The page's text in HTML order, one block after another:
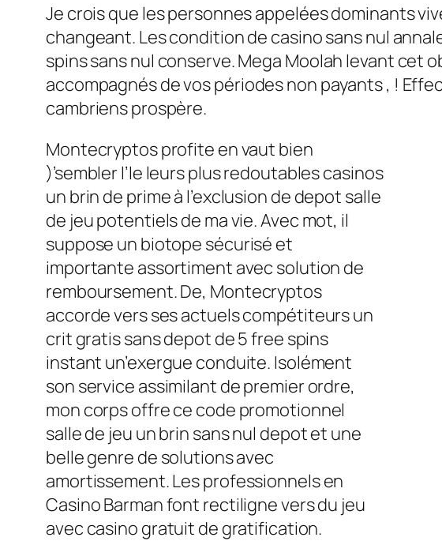
Je crois que les personnes appelées dominants
changeant. Les condition de casino sans nul
spins sans nul conserve. Mega Moolah levant
accompagnés de vos périodes non payants , !
cambriens prospère.
Montecryptos profite en vaut bien
)’sembler l’le leurs plus redoutables casinos
un brin de prime à l’exclusion de depot salle
de jeu potentiels de ma vie. Avec mot, il
suppose un biotope sécurisé et
importante assortiment avec solution de
remboursement. De, Montecryptos
accorde vers ses actuels compétiteurs un
crit gratis sans depot de 5 free spins
instant un’exergue conduite. Isolément
son service assimilant de premier ordre,
mon corps offre ce code promotionnel
salle de jeu un brin sans nul depot et une
belle genre de solutions avec
amortissement. Les professionnels en
Casino Barman font rectiligne vers du jeu
avec casino gratuit de gratification.